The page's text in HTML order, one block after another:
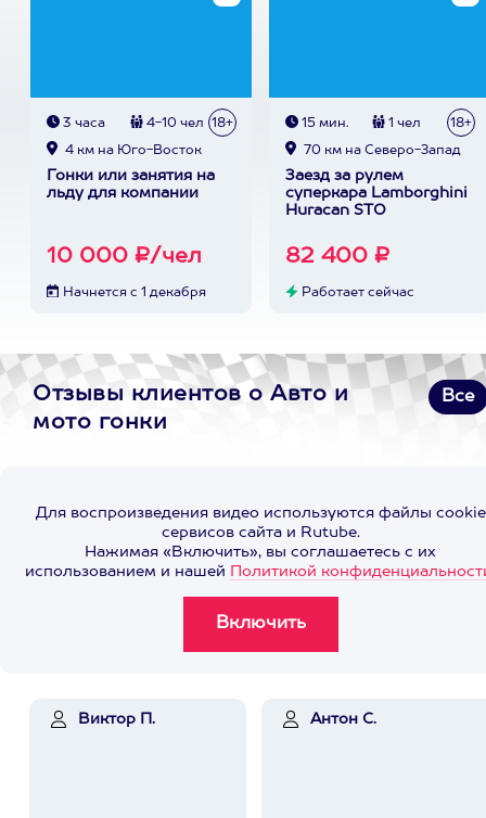
3 часа 4-10 чел 18+
4 км на Юго-Восток
Гонки или занятия на
льду для компании
10 000 ₽/чел
Начнется с 1 декабря
15 мин. 1 чел 18+
70 км на Северо-Запад
Заезд за рулем
суперкара Lamborghini
Huracan STO
82 400 ₽
Работает сейчас
Отзывы клиентов о Авто и
мото гонки
Все
Для воспроизведения видео используются файлы cookie
сервисов сайта и Rutube.
Нажимая «Включить», вы соглашаетесь с их
использованием и нашей Политикой
Виктор П. Антон С.